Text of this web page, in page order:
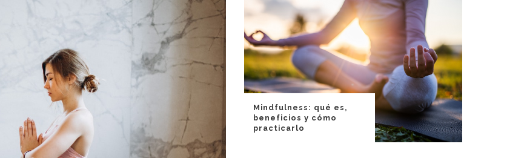
Mindfulness: qué es,
beneficios y cómo
practicarlo